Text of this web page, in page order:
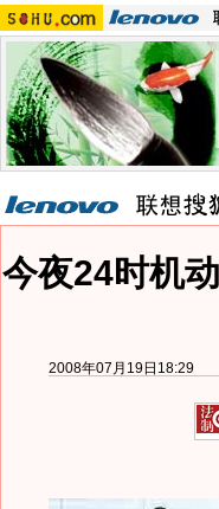
今夜24时机
2008年07月19日18:29